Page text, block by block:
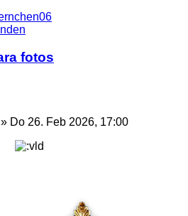
fotos
» Do 26. Feb 2026, 17:00